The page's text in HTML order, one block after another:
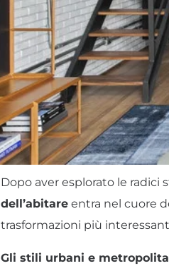
Dopo aver esplorato le radici
dell’abitare entra nel cuore
trasformazioni più
Gli stili urbani e